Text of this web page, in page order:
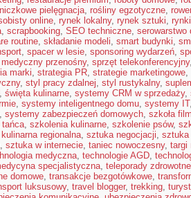
pielęgnacja, rośliny egzotyczne,
online, rynek lokalny, rynek sztuki,
, scrapbooking, SEO techniczne, serowarstwo
routine, składanie modeli, smart budynki,
, spacer w lesie, sponsoring wydarzeń,
przenośny, sprzęt telekonferencyjny
marki, strategia PR, strategie marketingowe,
, styl pracy zdalnej, styl rustykalny,
, święta kulinarne, systemy CRM w sprzedaży,
, systemy inteligentnego domu, systemy IT
, systemy zabezpieczeń domowych, szkoła
tańca, szkolenia kulinarne, szkolenie psów,
regionalna, sztuka negocjacji, sztuka
, sztuka w internecie, taniec nowoczesny, targi
medyczna, technologie AGD,
specjalistyczna, teleporady zdrowotne
domowe, transakcje bezgotówkowe,
luksusowy, travel blogger, trekking,